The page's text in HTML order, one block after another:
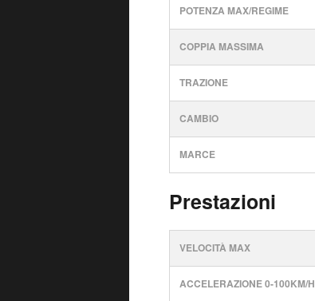
POTENZA MAX/REGIME
COPPIA MASSIMA
TRAZIONE
CAMBIO
MARCE
Prestazioni
VELOCITÀ MAX
ACCELERAZIONE 0-100KM/H